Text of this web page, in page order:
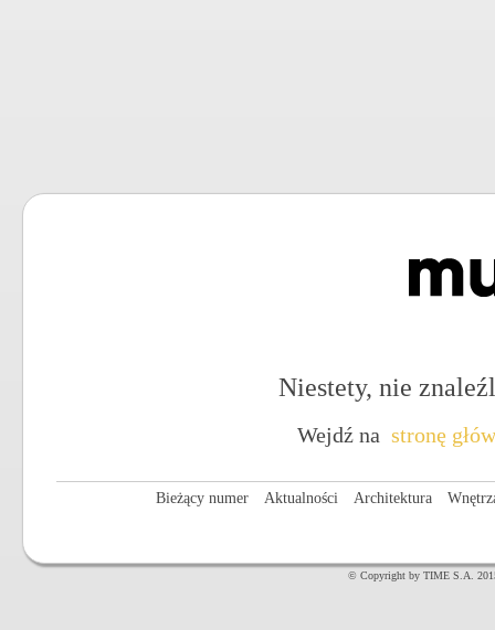
Niestety, nie
Wejdź na stronę
Bieżący numer Aktualności Architektura
© Copyright by TIME S.A.